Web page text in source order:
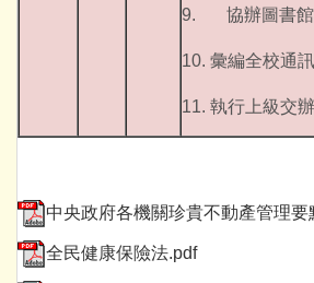
9. 協辦圖書館
10. 彙編全校通
11. 執行上級交辦
中央政府各機關珍貴不動產管理要
全民健康保險法.pdf